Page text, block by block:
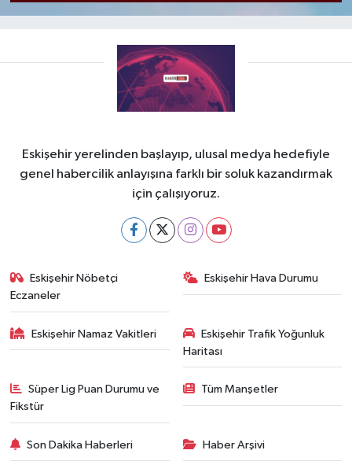
Eskişehir yerelinden başlayıp, ulusal medya hedefiyle
genel habercilik anlayışına farklı bir soluk kazandırmak
için çalışıyoruz.
Eskişehir Nöbetçi
Eczaneler
Eskişehir Hava Durumu
Eskişehir Namaz Vakitleri
Eskişehir Trafik Yoğunluk
Haritası
Süper Lig Puan Durumu ve
Fikstür
Tüm Manşetler
Son Dakika Haberleri Haber Arşivi